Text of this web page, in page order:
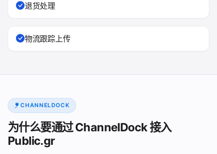
退货处理
物流跟踪上传
CHANNELDOCK
为什么要通过 ChannelDock 接入
Public.gr